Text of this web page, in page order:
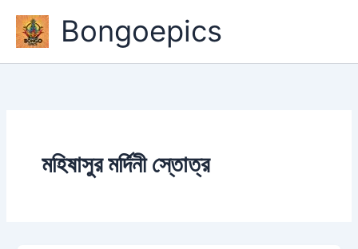
content
Bongoepics
মহিষাসুর মর্দিনী স্তোত্র